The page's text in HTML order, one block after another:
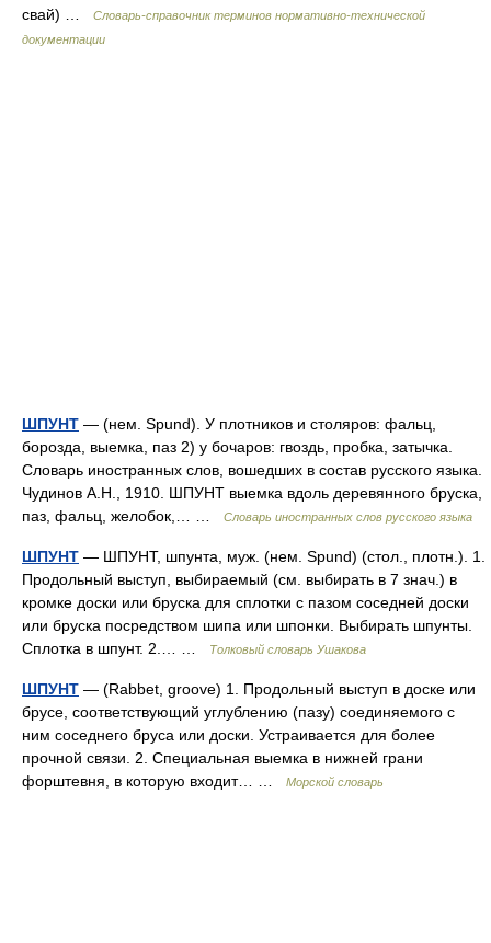
свай) …
Словарь-справочник терминов нормативно-технической
документации
ШПУНТ — (нем. Spund). У плотников и столяров: фальц,
борозда, выемка, паз 2) у бочаров: гвоздь, пробка, затычка.
Словарь иностранных слов, вошедших в состав русского языка.
Чудинов А.Н., 1910. ШПУНТ выемка вдоль деревянного бруска,
паз, фальц, желобок,… …
Словарь иностранных слов русского языка
ШПУНТ — ШПУНТ, шпунта, муж. (нем. Spund) (стол., плотн.). 1.
Продольный выступ, выбираемый (см. выбирать в 7 знач.) в
кромке доски или бруска для сплотки с пазом соседней доски
или бруска посредством шипа или шпонки. Выбирать шпунты.
Сплотка в шпунт. 2.… …
Толковый словарь Ушакова
ШПУНТ — (Rabbet, groove) 1. Продольный выступ в доске или
брусе, соответствующий углублению (пазу) соединяемого с
ним соседнего бруса или доски. Устраивается для более
прочной связи. 2. Специальная выемка в нижней грани
форштевня, в которую входит… …
Морской словарь